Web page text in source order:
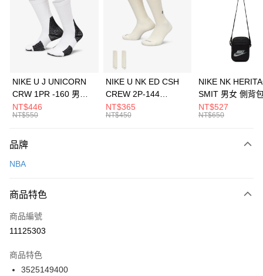
3 期 0 利率 每期 21家銀行
合作金庫商業銀行
第一商業銀行
華南商業銀行
彰化商業銀行
上海商業儲蓄銀行
元大商業銀行
台灣樂天信用卡公司
Apple Pay
全盈+PAY
AFTEE先享後付
【關於「AFTEE先享後付」】
便利好安心！
３．安心：先確認商品／服務後，再付款。
【「AFTEE先享後付」結帳流程】
１．於結帳方式選擇「AFTEE先享後付」後，將跳轉至「AFTEE先享後付」
２．訂單成立數日內，您將收到繳費通知簡訊。
３．收到繳費通知簡訊後14天內，點擊此簡訊中的連結，可透過四大超商／
ATM／網路銀行／等多元方式進行付款，方視為交易完成。
運送方式
每筆NT$100，滿NT$1,500(含以上)免運費
宅配
每筆NT$100，滿NT$1,500(含以上)免運費
付款後門市自取
每筆NT$100，滿NT$1,500(含以上)免運費
NIKE U J UNICORN
CRW 1PR -160 男女
中統襪 FZ3393100
NT$446
NT$550
NIKE U NK ED CSH
CREW 2P-144
EMBRDY 男女 短統襪
FZ3073133
NT$365
NT$450
NIKE NK
SMIT 男女 側背
BA5871010
NT$527
NT$650
品牌
NBA
商品特色
商品編號
11125303
商品特色
3525149400